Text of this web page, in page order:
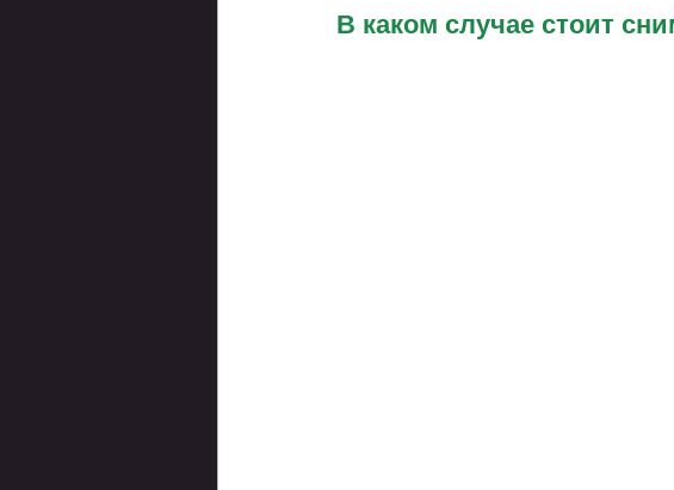
В каком случае стоит